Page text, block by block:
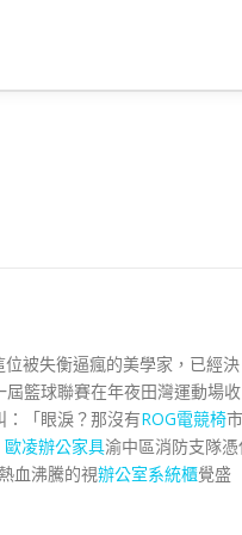
位被失衡逼瘋的美學家，已經決
屆籃球聯賽在年夜田灣運動場收
：「眼淚？那沒有ROG電競椅市
歐凌辦公家具渝中區消防支隊
血沸騰的視辦公室系統櫃覺盛